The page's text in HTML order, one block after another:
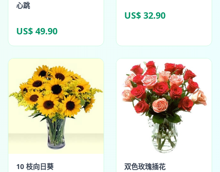
心跳
US$ 49.90
US$ 32.90
10 枝向日葵 双色玫瑰插花